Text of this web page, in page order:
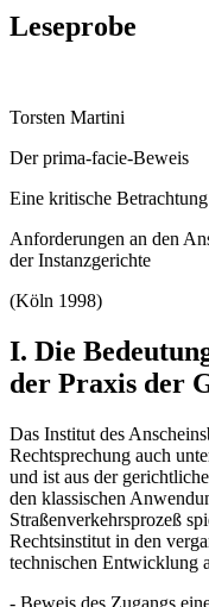
Leseprobe
Torsten Martini
Der prima-facie-Beweis
Eine kritische
Anforderungen an den
der Instanzgerichte
(Köln 1998)
I. Die
der Praxis der
Das Institut des
Rechtsprechung auch
und ist aus der
den klassischen
Straßenverkehrsprozeß
Rechtsinstitut in den
technischen Entwicklung
- Beweis des Zugangs